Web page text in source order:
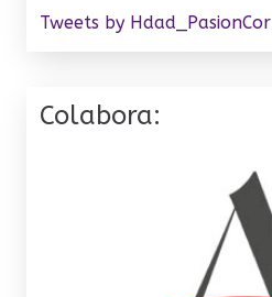
Tweets by Hdad_PasionCor
Colabora: